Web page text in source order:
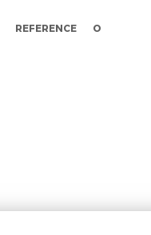
REFERENCE
O